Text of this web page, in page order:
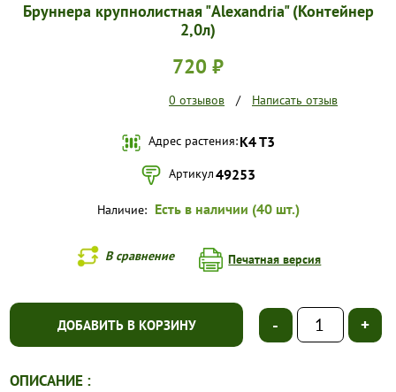
Бруннера крупнолистная "Alexandria" (Контейнер
2,0л)
720 ₽
0 отзывов / Написать отзыв
Адрес растения:К4 Т3
Артикул49253
Наличие: Есть в наличии (40 шт.)
В сравнение Печатная версия
ДОБАВИТЬ В КОРЗИНУ - +
ОПИСАНИЕ :